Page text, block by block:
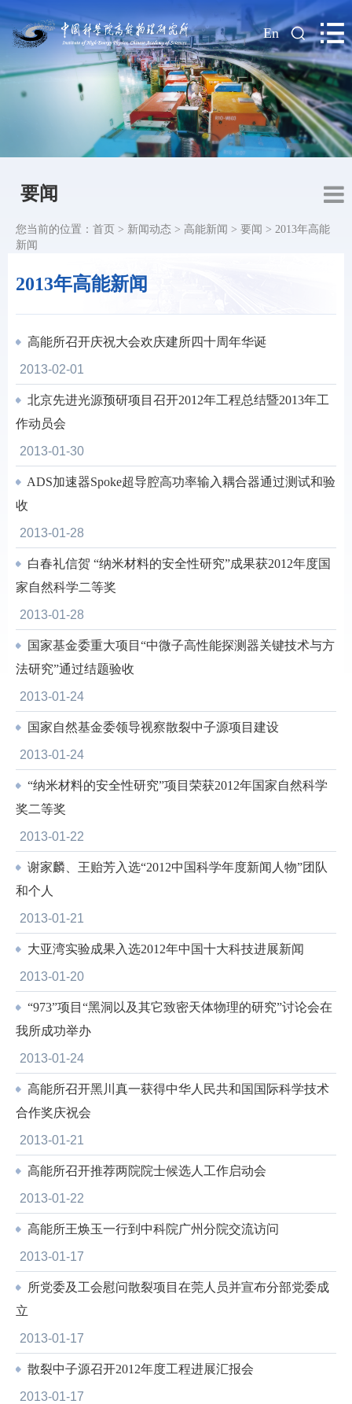
| En
要闻
2013年高能新闻
您当前的位置： 首页 > 新闻动态 > 高能新闻 > 要闻 > 2013年高能
新闻
高能所召开庆祝大会欢庆建所四十周年华诞
2013-02-01
北京先进光源预研项目召开2012年工程总结暨2013年工
作动员会
2013-01-30
ADS加速器Spoke超导腔高功率输入耦合器通过测试和验
收
2013-01-28
白春礼信贺 “纳米材料的安全性研究”成果获2012年度国
家自然科学二等奖
2013-01-28
国家基金委重大项目“中微子高性能探测器关键技术与方
法研究”通过结题验收
2013-01-24
国家自然基金委领导视察散裂中子源项目建设
2013-01-24
“纳米材料的安全性研究”项目荣获2012年国家自然科学
奖二等奖
2013-01-22
谢家麟、王贻芳入选“2012中国科学年度新闻人物”团队
和个人
2013-01-21
大亚湾实验成果入选2012年中国十大科技进展新闻
2013-01-20
“973”项目“黑洞以及其它致密天体物理的研究”讨论会在
我所成功举办
2013-01-24
高能所召开黑川真一获得中华人民共和国国际科学技术
合作奖庆祝会
2013-01-21
高能所召开推荐两院院士候选人工作启动会
2013-01-22
高能所王焕玉一行到中科院广州分院交流访问
2013-01-17
所党委及工会慰问散裂项目在莞人员并宣布分部党委成
立
2013-01-17
散裂中子源召开2012年度工程进展汇报会
2013-01-17